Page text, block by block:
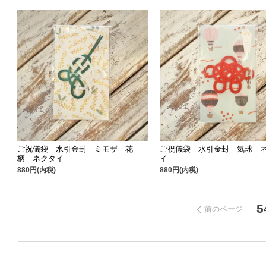
ご祝儀袋 水引金封 ミモザ 花
柄 ネクタイ
880円(内税)
ご祝儀袋 水引金封 気球
イ
880円(内税)
前のページ